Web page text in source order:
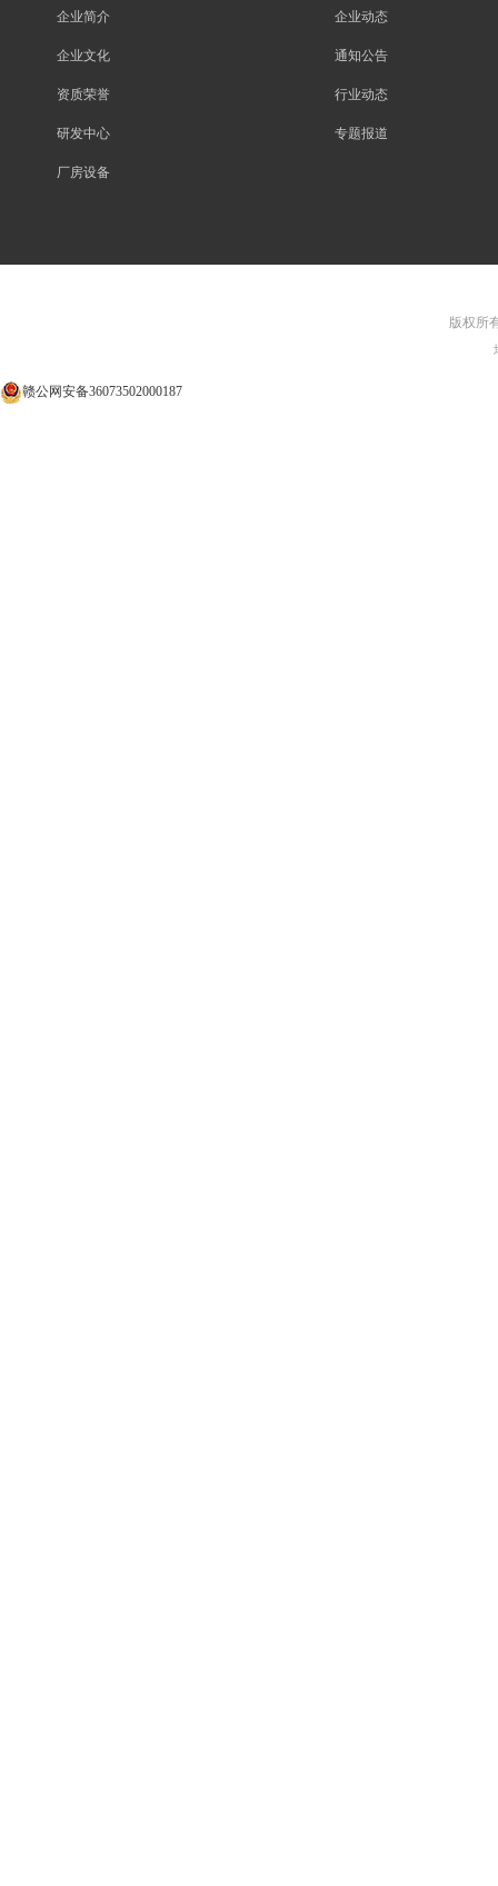
企业简介
企业文化
资质荣誉
研发中心
厂房设备
企业动态
通知公告
行业动态
专题报道
版权所
赣公网安备36073502000187